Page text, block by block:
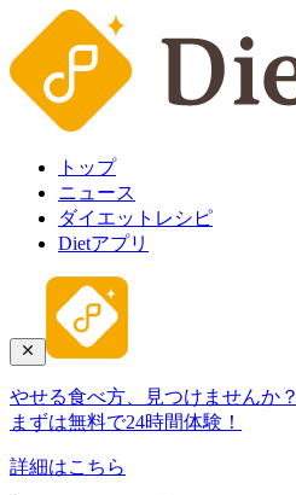
トップ
ニュース
ダイエットレシピ
Dietアプリ
やせる食べ方、見つけませんか？
まずは無料で24時間体験！
詳細はこちら